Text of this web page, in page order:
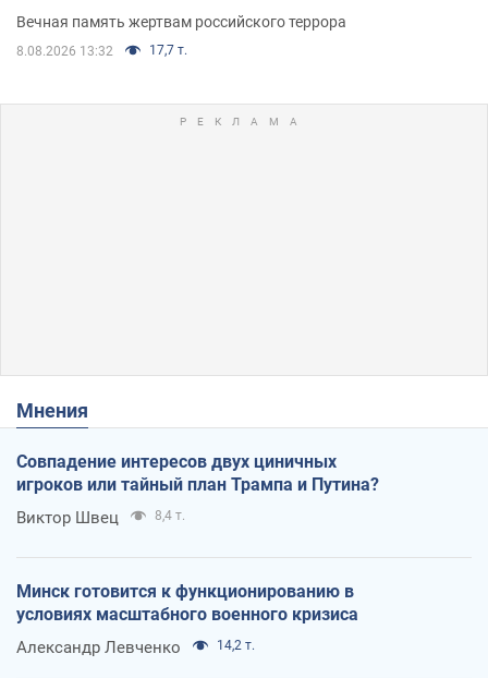
муж и внук
Вечная память жертвам российского террора
8.08.2026 13:32 17,7 т.
Мнения
Совпадение интересов двух циничных
игроков или тайный план Трампа и Путина?
Виктор Швец 8,4 т.
Минск готовится к функционированию в
условиях масштабного военного кризиса
Александр Левченко 14,2 т.